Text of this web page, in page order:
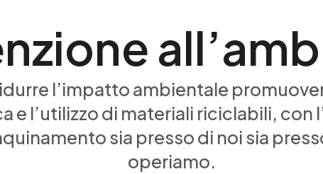
l’impatto ambientale
e l’utilizzo di materiali riciclabili, con
sia presso di noi sia
operiamo.